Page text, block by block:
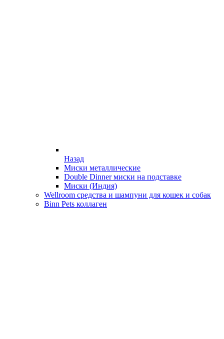
Назад
Миски металлические
Double Dinner миски на подставке
Миски (Индия)
Wellroom средства и шампуни для кошек и собак
Binn Pets коллаген